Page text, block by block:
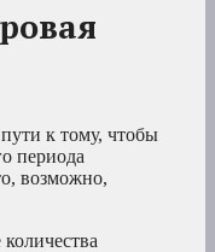
к тому, чтобы
периода
возможно,